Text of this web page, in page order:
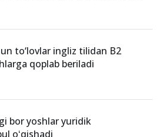
talabalar grantda o‘qiydi!
qoplab beriladi